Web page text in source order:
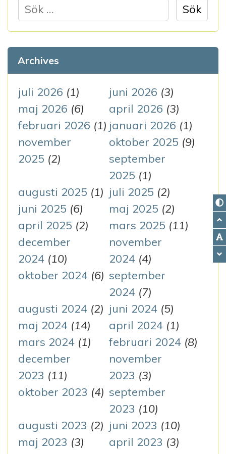
ö
e
f
t
e
r
:
Archives
juli 2026 (1) juni 2026 (3)
maj 2026 (6) april 2026 (3)
februari 2026 (1) januari 2026 (1)
november
2025 (2)
oktober 2025 (9)
september
2025 (1)
augusti 2025 (1) juli 2025 (2)
juni 2025 (6) maj 2025 (2)
april 2025 (2) mars 2025 (11)
december
2024 (10)
november
2024 (4)
oktober 2024 (6) september
2024 (7)
augusti 2024 (2) juni 2024 (5)
maj 2024 (14) april 2024 (1)
mars 2024 (1) februari 2024 (8)
december
2023 (11)
november
2023 (3)
oktober 2023 (4) september
2023 (10)
augusti 2023 (2) juni 2023 (10)
maj 2023 (3) april 2023 (3)